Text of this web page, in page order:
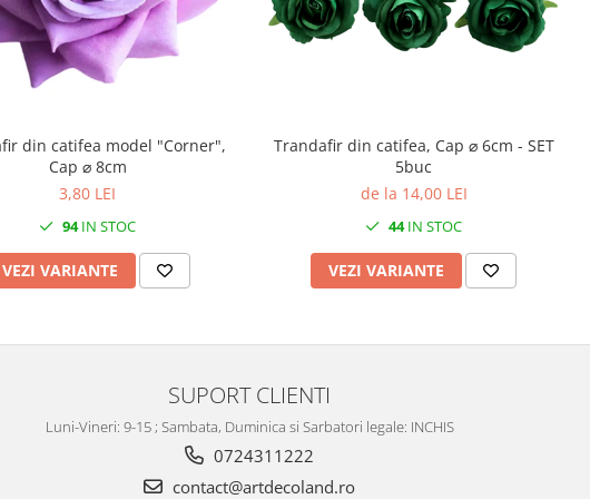
din catifea model "Corner",
Cap ⌀ 8cm
3,80 LEI
94IN STOC
VEZI VARIANTE
Trandafir din catifea, Cap ⌀ 6cm - SET
5buc
de la 14,00 LEI
44IN STOC
VEZI VARIANTE
SUPORT CLIENTI
Luni-Vineri: 9-15 ; Sambata, Duminica si Sarbatori legale: INCHIS
0724311222
contact@artdecoland.ro